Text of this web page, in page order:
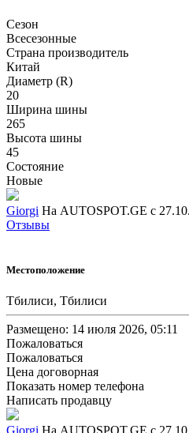
Сезон
Всесезонные
Страна производитель
Китай
Диаметр (R)
20
Ширина шины
265
Высота шины
45
Состояние
Новые
Giorgi На AUTOSPOT.GE с
Отзывы
Местоположение
Тбилиси, Тбилиси
Размещено: 14 июля 2026, 05:11
Пожаловаться
Пожаловаться
Цена договорная
Показать номер телефона
Написать продавцу